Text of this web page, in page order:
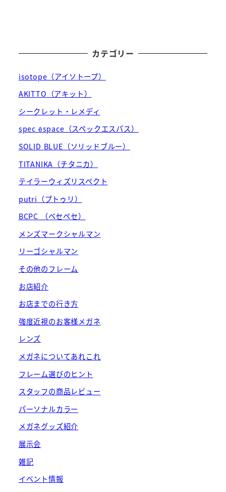
カテゴリー
isotope（アイソトープ）
AKITTO（アキット）
シークレット・レメディ
spec ēspace（スペックエスパス）
SOLID BLUE（ソリッドブルー）
TITANIKA（チタニカ）
テイラーウィズリスペクト
putri（プトゥリ）
BCPC （ベセペセ）
メンズマークシャルマン
リーゴシャルマン
その他のフレーム
お店紹介
お店までの行き方
強度近視のお客様メガネ
レンズ
メガネについてあれこれ
フレーム選びのヒント
スタッフの商品レビュー
パーソナルカラー
メガネグッズ紹介
展示会
雑記
イベント情報